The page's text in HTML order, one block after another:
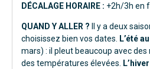
DÉCALAGE HORAIRE : +2h/3h en
QUAND Y ALLER ? Il y a deux
choisissez bien vos dates.
L’été
mars) : il pleut beaucoup avec
des températures élevées.
L’h